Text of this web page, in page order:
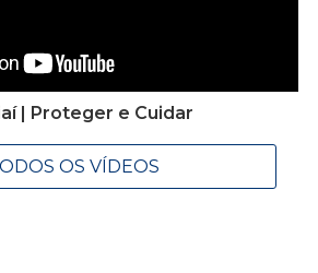
| Proteger e Cuidar
OS VÍDEOS